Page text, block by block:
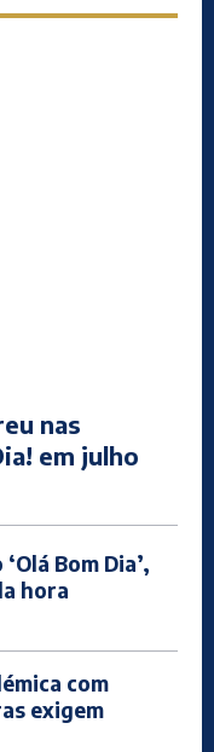
nas
em julho
Bom Dia’,
hora
com
exigem